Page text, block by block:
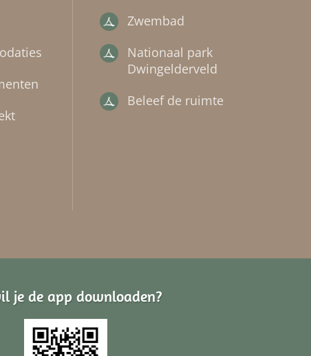
Zwembad
Nationaal park
Dwingelderveld
Beleef de ruimte
je de app downloaden?